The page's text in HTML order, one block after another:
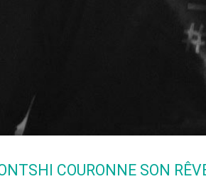
COURONNE SON